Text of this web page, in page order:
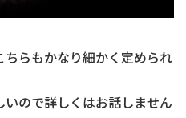
らもかなり細かく定められ
ので詳しくはお話しません